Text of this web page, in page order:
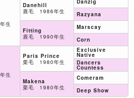
生
生
Danehill
鹿毛 1986年生
Fitting
鹿毛 1990年生
Paris Prince
栗毛 1980年生
Makena
栗毛 1980年生
Danzig
Razyana
Marscay
Corn
Exclusive
Native
Dancers
Countess
Comeram
Deep Show